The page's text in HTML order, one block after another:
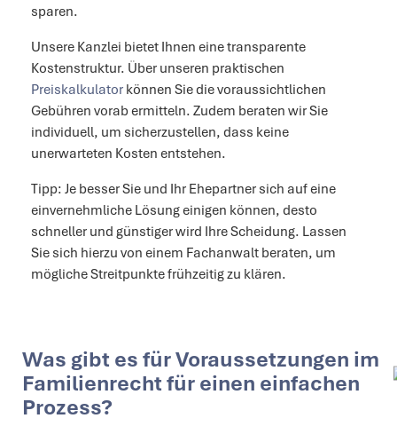
sparen.
Unsere Kanzlei bietet Ihnen eine transparente
Kostenstruktur. Über unseren praktischen
Preiskalkulator können Sie die voraussichtlichen
Gebühren vorab ermitteln. Zudem beraten wir Sie
individuell, um sicherzustellen, dass keine
unerwarteten Kosten entstehen.
Tipp: Je besser Sie und Ihr Ehepartner sich auf eine
einvernehmliche Lösung einigen können, desto
schneller und günstiger wird Ihre Scheidung. Lassen
Sie sich hierzu von einem Fachanwalt beraten, um
mögliche Streitpunkte frühzeitig zu klären.
Was gibt es für Voraussetzungen im
Familienrecht für einen einfachen
Prozess?